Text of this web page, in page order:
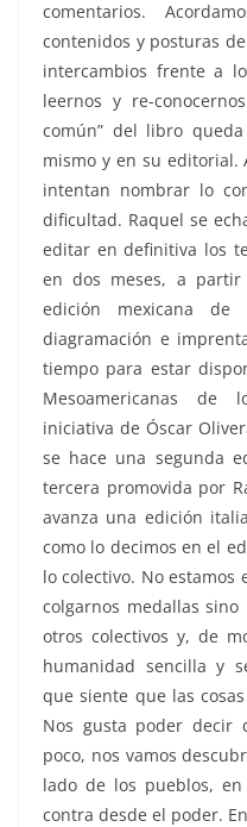
comentarios.
contenidos y posturas
intercambios frente a
leernos y re-
común” del libro
mismo y en su editorial.
intentan nombrar lo
dificultad. Raquel se
editar en definitiva los
en dos meses, a
edición mexicana
diagramación e
tiempo para estar
Mesoamericanas de
iniciativa de Óscar
se hace una segunda
tercera promovida por
avanza una edición
como lo decimos en el
lo colectivo. No estamos
colgarnos medallas
otros colectivos y, de
humanidad sencilla y
que siente que las
Nos gusta poder decir
poco, nos vamos
lado de los pueblos,
contra desde el poder.